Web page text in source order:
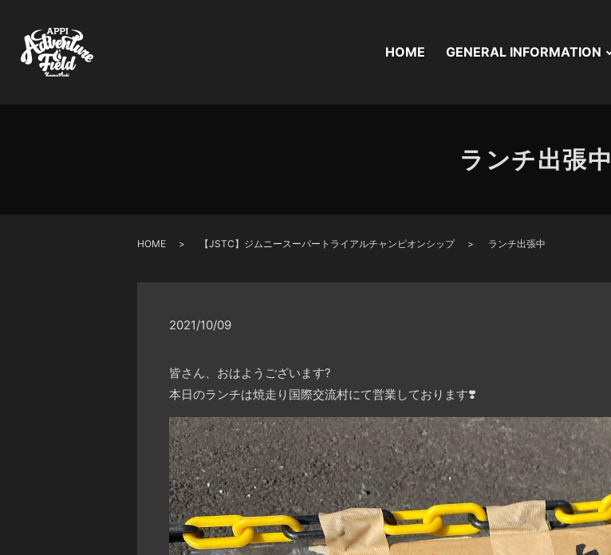
HOME GENERAL INFORMATION
ランチ出張中
HOME 【JSTC】ジムニースーパートライアルチャンピオンシップ ランチ出張中
2021/10/09
皆さん、おはようございます?
本日のランチは焼走り国際交流村にて営業しております❣️